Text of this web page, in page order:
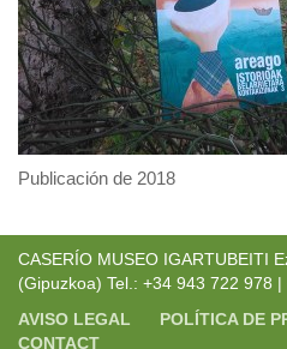
Publicación de 2018
CASERÍO MUSEO IGARTUBEITI
(Gipuzkoa) Tel.: +34 943 722 978
AVISO LEGAL
POLÍTICA DE
CONTACT